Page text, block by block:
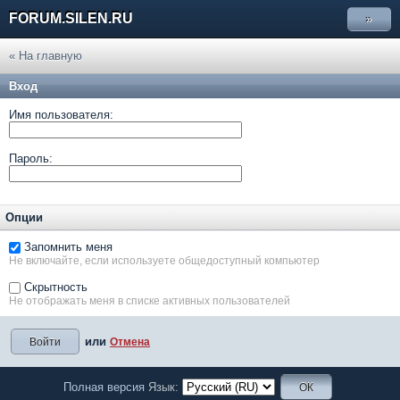
FORUM.SILEN.RU »
« На главную
Вход
Имя пользователя:
Пароль:
Опции
Запомнить меня
Не включайте, если используете общедоступный компьютер
Скрытность
Не отображать меня в списке активных пользователей
или Отмена
Полная версия Язык: